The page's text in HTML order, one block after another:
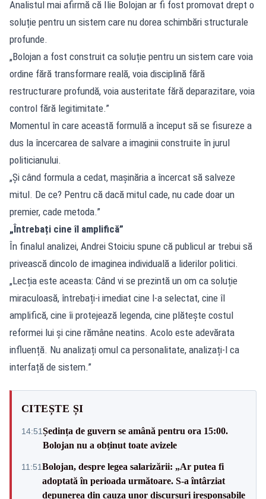
Analistul mai afirmă că Ilie Bolojan ar fi fost promovat drept o
soluție pentru un sistem care nu dorea schimbări structurale
profunde.
„Bolojan a fost construit ca soluție pentru un sistem care voia
ordine fără transformare reală, voia disciplină fără
restructurare profundă, voia austeritate fără deparazitare, voia
control fără legitimitate.”
Momentul în care această formulă a început să se fisureze a
dus la încercarea de salvare a imaginii construite în jurul
politicianului.
„Și când formula a cedat, mașinăria a încercat să salveze
mitul. De ce? Pentru că dacă mitul cade, nu cade doar un
premier, cade metoda.”
„Întrebați cine îl amplifică”
În finalul analizei, Andrei Stoiciu spune că publicul ar trebui să
privească dincolo de imaginea individuală a liderilor politici.
„Lecția este aceasta: Când vi se prezintă un om ca soluție
miraculoasă, întrebați-i imediat cine l-a selectat, cine îl
amplifică, cine îi protejează legenda, cine plătește costul
reformei lui și cine rămâne neatins. Acolo este adevărata
influență. Nu analizați omul ca personalitate, analizați-l ca
interfață de sistem.”
CITEȘTE ȘI
14:51Ședința de guvern se amână pentru ora 15:00.
Bolojan nu a obținut toate avizele
11:51Bolojan, despre legea salarizării: „Ar putea fi
adoptată în perioada următoare. S-a întârziat
depunerea din cauza unor discursuri iresponsabile